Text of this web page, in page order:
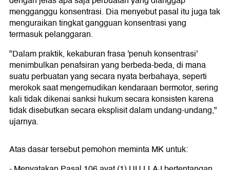
mengganggu konsentrasi. Dia menyebut pasal itu juga tak
menguraikan tingkat gangguan konsentrasi yang
termasuk pelanggaran.
"Dalam praktik, kekaburan frasa 'penuh konsentrasi'
menimbulkan penafsiran yang berbeda-beda, di mana
suatu perbuatan yang secara nyata berbahaya, seperti
merokok saat mengemudikan kendaraan bermotor, sering
kali tidak dikenai sanksi hukum secara konsisten karena
tidak disebutkan secara eksplisit dalam undang-undang,"
ujarnya.
Atas dasar tersebut pemohon meminta MK untuk: